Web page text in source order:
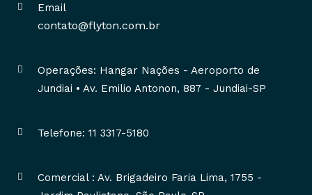
Email
contato@flyton.com.br
Operações: Hangar Nações - Aeroporto de
Jundiai • Av. Emilio Antonon, 887 - Jundiai-SP
Telefone: 11 3317-5180
Comercial : Av. Brigadeiro Faria Lima, 1755 -